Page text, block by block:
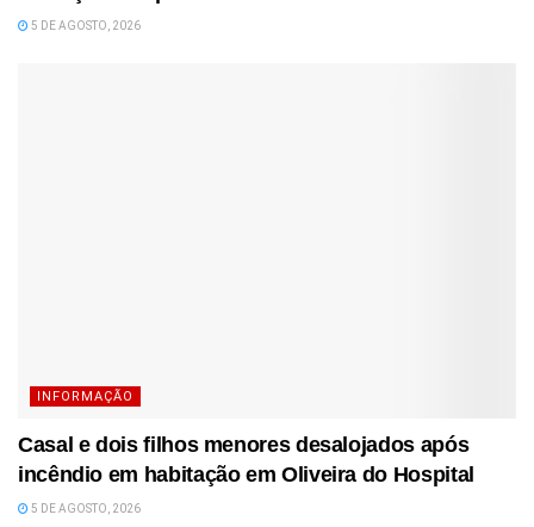
5 DE AGOSTO, 2026
INFORMAÇÃO
Casal e dois filhos menores desalojados após
incêndio em habitação em Oliveira do Hospital
5 DE AGOSTO, 2026